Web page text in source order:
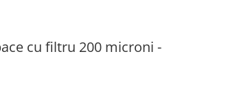
cu filtru 200 microni -